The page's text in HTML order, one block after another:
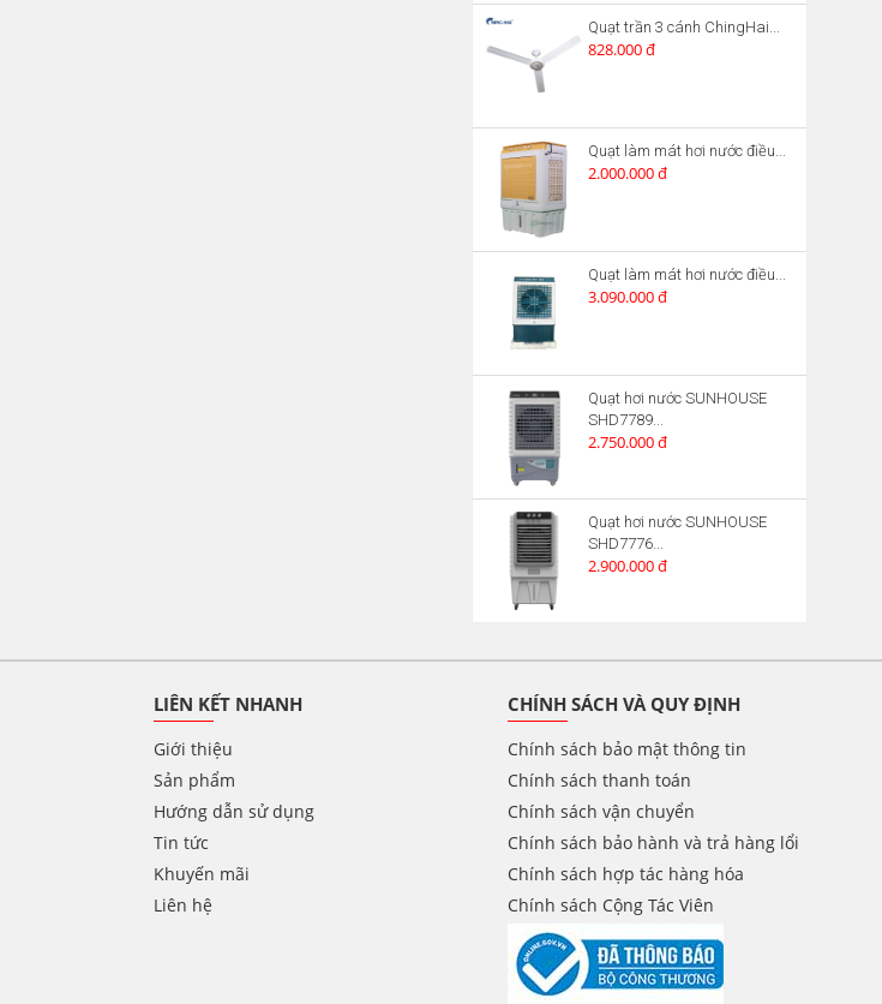
Quạt trần 3 cánh ChingHai...
828.000 đ
Quạt làm mát hơi nước điều...
2.000.000 đ
Quạt làm mát hơi nước điều...
3.090.000 đ
Quạt hơi nước SUNHOUSE
SHD7789...
2.750.000 đ
Quạt hơi nước SUNHOUSE
SHD7776...
2.900.000 đ
LIÊN KẾT NHANH
Giới thiệu
Sản phẩm
Hướng dẫn sử dụng
Tin tức
Khuyến mãi
Liên hệ
CHÍNH SÁCH VÀ QUY ĐỊNH
Chính sách bảo mật thông tin
Chính sách thanh toán
Chính sách vận chuyển
Chính sách bảo hành và trả hàng lổi
Chính sách hợp tác hàng hóa
Chính sách Cộng Tác Viên